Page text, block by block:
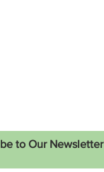
to Our Newsletter